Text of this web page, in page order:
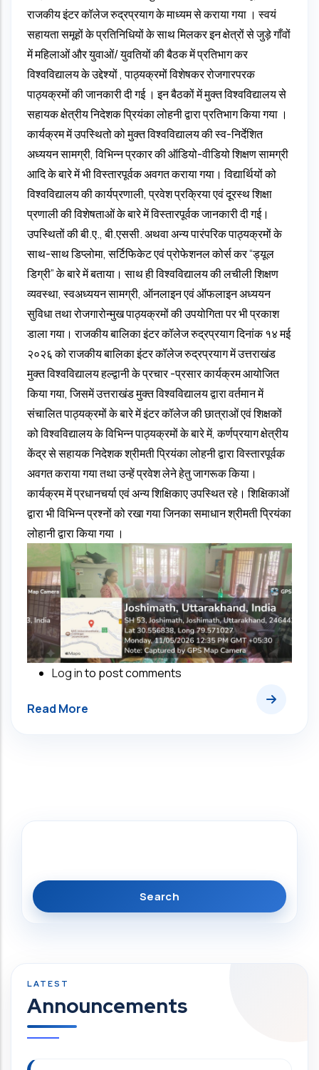
राजकीय इंटर कॉलेज रुद्रप्रयाग के माध्यम से कराया गया । स्वयं
सहायता समूहों के प्रतिनिधियों के साथ मिलकर इन क्षेत्रों से जुड़े गाँवों
में महिलाओं और युवाओं/ युवतियों की बैठक में प्रतिभाग कर
विश्वविद्यालय के उद्देश्यों , पाठ्यक्रमों विशेषकर रोजगारपरक
पाठ्यक्रमों की जानकारी दी गई । इन बैठकों में मुक्त विश्वविद्यालय से
सहायक क्षेत्रीय निदेशक प्रियंका लोहनी द्वारा प्रतिभाग किया गया ।
कार्यक्रम में उपस्थितो को मुक्त विश्वविद्यालय की स्व-निर्देशित
अध्ययन सामग्री, विभिन्न प्रकार की ऑडियो-वीडियो शिक्षण सामग्री
आदि के बारे में भी विस्तारपूर्वक अवगत कराया गया। विद्यार्थियों को
विश्वविद्यालय की कार्यप्रणाली, प्रवेश प्रक्रिया एवं दूरस्थ शिक्षा
प्रणाली की विशेषताओं के बारे में विस्तारपूर्वक जानकारी दी गई।
उपस्थितों की बी.ए., बी.एससी. अथवा अन्य पारंपरिक पाठ्यक्रमों के
साथ-साथ डिप्लोमा, सर्टिफिकेट एवं प्रोफेशनल कोर्स कर “ड्यूल
डिग्री” के बारे में बताया। साथ ही विश्वविद्यालय की लचीली शिक्षण
व्यवस्था, स्वअध्ययन सामग्री, ऑनलाइन एवं ऑफलाइन अध्ययन
सुविधा तथा रोजगारोन्मुख पाठ्यक्रमों की उपयोगिता पर भी प्रकाश
डाला गया। राजकीय बालिका इंटर कॉलेज रुद्रप्रयाग दिनांक १४ मई
२०२६ को राजकीय बालिका इंटर कॉलेज रुद्रप्रयाग में उत्तराखंड
मुक्त विश्वविद्यालय हल्द्वानी के प्रचार -प्रसार कार्यक्रम आयोजित
किया गया, जिसमें उत्तराखंड मुक्त विश्वविद्यालय द्वारा वर्तमान में
संचालित पाठ्यक्रमों के बारे में इंटर कॉलेज की छात्राओं एवं शिक्षकों
को विश्वविद्यालय के विभिन्न पाठ्यक्रमों के बारे में, कर्णप्रयाग क्षेत्रीय
केंद्र से सहायक निदेशक श्रीमती प्रियंका लोहनी द्वारा विस्तारपूर्वक
अवगत कराया गया तथा उन्हें प्रवेश लेने हेतु जागरूक किया।
कार्यक्रम में प्रधानचर्या एवं अन्य शिक्षिकाए उपस्थित रहे। शिक्षिकाओं
द्वारा भी विभिन्न प्रश्नों को रखा गया जिनका समाधान श्रीमती प्रियंका
लोहानी द्वारा किया गया ।
Log into post comments
Announcements